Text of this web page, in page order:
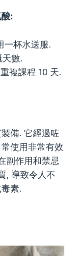
:
一杯水送服.
數.
複課程 10 天.
備. 它經過咗
使用非常有效
副作用和禁忌
, 導致令人不
素.